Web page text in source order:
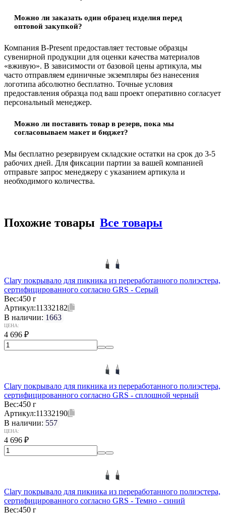
Можно ли заказать один образец изделия перед
оптовой закупкой?
Компания B-Present предоставляет тестовые образцы
сувенирной продукции для оценки качества материалов
«вживую». В зависимости от базовой цены артикула, мы
часто отправляем единичные экземпляры без нанесения
логотипа абсолютно бесплатно. Точные условия
предоставления образца под ваш проект оперативно согласует
персональный менеджер.
Можно ли поставить товар в резерв, пока мы
согласовываем макет и бюджет?
Мы бесплатно резервируем складские остатки на срок до 3-5
рабочих дней. Для фиксации партии за вашей компанией
отправьте запрос менеджеру с указанием артикула и
необходимого количества.
Похожие товары Все товары
Clary покрывало для пикника из переработанного полиэстера,
сертифицированного согласно GRS - Серый
Вес:450 г
Артикул:11332182
В наличии: 1663
ЦЕНА:
4 696 ₽
Clary покрывало для пикника из переработанного полиэстера,
сертифицированного согласно GRS - сплошной черный
Вес:450 г
Артикул:11332190
В наличии: 557
ЦЕНА:
4 696 ₽
Clary покрывало для пикника из переработанного полиэстера,
сертифицированного согласно GRS - Темно - синий
Вес:450 г